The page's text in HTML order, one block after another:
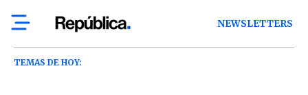
NEWSLETTERS
TEMAS DE HOY: